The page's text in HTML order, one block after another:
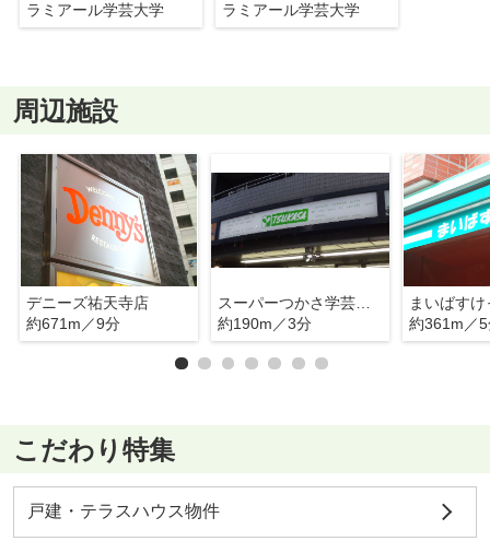
ラミアール学芸大学 ラミアール学芸大学
周辺施設
デニーズ祐天寺店
約671m／9分
スーパーつかさ学芸大学店
約190m／3分
約361m／
こだわり特集
戸建・テラスハウス物件